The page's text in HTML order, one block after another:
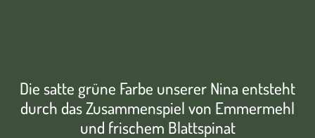
Die satte grüne Farbe unserer Nina entsteht
durch das Zusammenspiel von Emmermehl
und frischem Blattspinat